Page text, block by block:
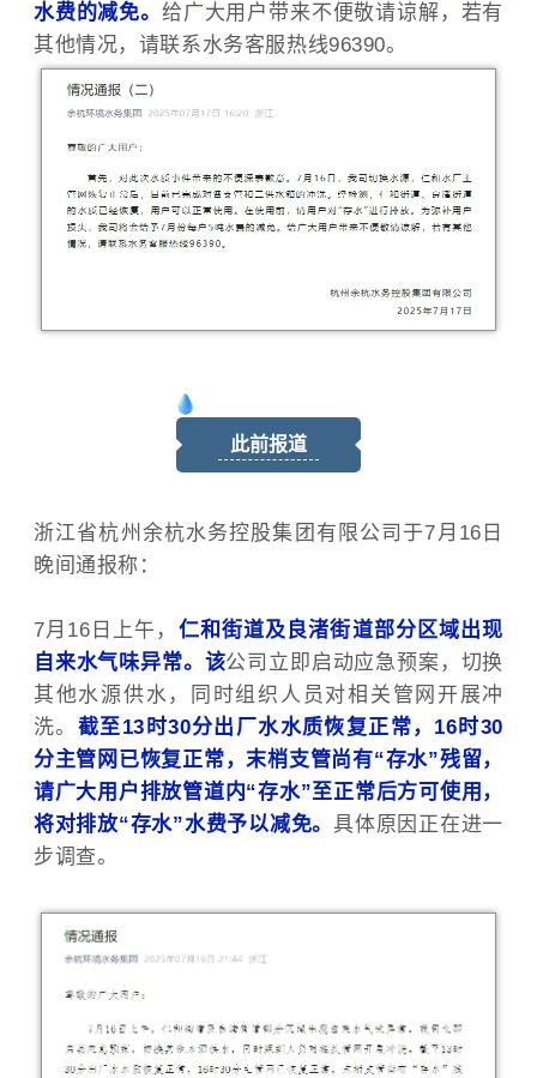
水费的减免。 给广大用户带来不便敬请谅解，若有
其他情况，请联系水务客服热线96390。
此前报道
浙江省杭州余杭水务控股集团有限公司于7月16日
晚间通报称：
7月16日上午， 仁和街道及良渚街道部分区域出现
自来水气味异常。该公司立即启动应急预案，切换
其他水源供水，同时组织人员对相关管网开展冲
洗。 截至13时30分出厂水水质恢复正常，16时30
分主管网已恢复正常，末梢支管尚有“存水”残留，
请广大用户排放管道内“存水”至正常后方可使用，
将对排放“存水”水费予以减免。 具体原因正在进一
步调查。